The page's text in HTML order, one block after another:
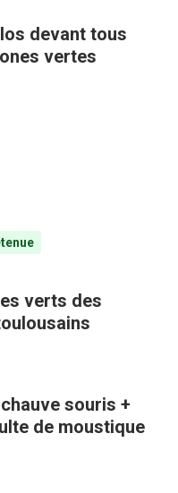
devant tous
vertes
verts des
souris +
de moustique